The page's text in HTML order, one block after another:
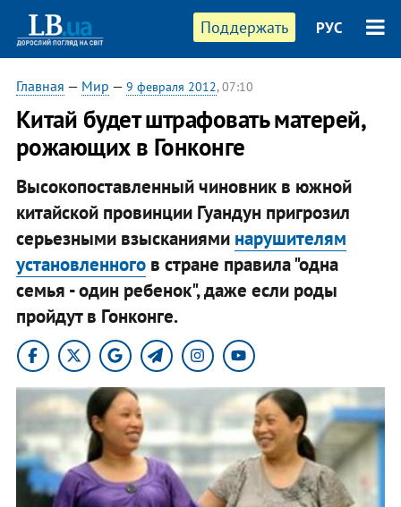
Поддержать РУС
Главная — Мир — 9 февраля 2012, 07:10
Китай будет штрафовать матерей,
рожающих в Гонконге
Высокопоставленный чиновник в южной
китайской провинции Гуандун пригрозил
серьезными взысканиями нарушителям
установленногов стране правила "одна
семья - один ребенок", даже если роды
пройдут в Гонконге.